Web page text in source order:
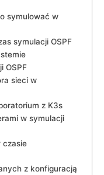
⁢symulować w
⁢symulacji OSPF
OSPF
‍sieci w
z K3s
w symulacji
czasie
z konfiguracją